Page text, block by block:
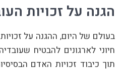
הגנה על זכויות
בעולם של היום, ההגנה על
חיוני לארגונים להבטיח
תוך כיבוד זכויות האדם